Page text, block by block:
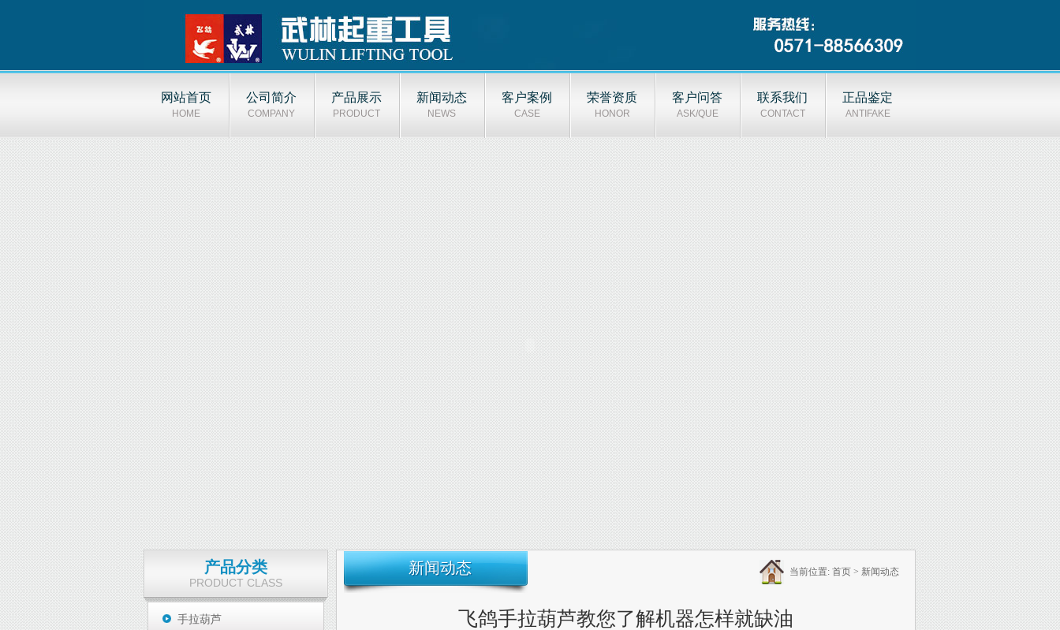
网站首页
HOME
公司简介
COMPANY
产品展示
PRODUCT
新闻动态
NEWS
客户案例
CASE
荣誉资质
HONOR
客户问答
ASK/QUE
联系我们
CONTACT
正品鉴定
ANTIFAKE
产品分类
PRODUCT CLASS
手拉葫芦
新闻动态 当前位置: 首页 > 新闻动态
飞鸽手拉葫芦教您了解机器怎样就缺油